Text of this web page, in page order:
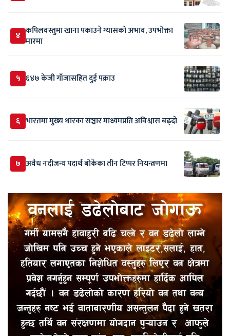
४ कपिलवस्तुमा खाना पकाउने ग्यासको अभाव, उपभोक्ता
मारमा
५ ६४७ केजी गाँजासहित दुई पक्राउ
६ भारतमा मुख्य धारका सञ्चार माध्यमप्रति अविश्वास बढ्दो
७ अवैध नदीजन्य पदार्थ बोकेका तीन टिप्पर नियन्त्रणमा